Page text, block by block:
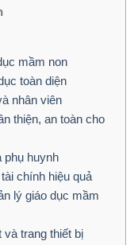
mầm non
toàn diện
nhân viên
thiện, an toàn cho
huynh
chính hiệu quả
lý giáo dục mầm
trang thiết bị